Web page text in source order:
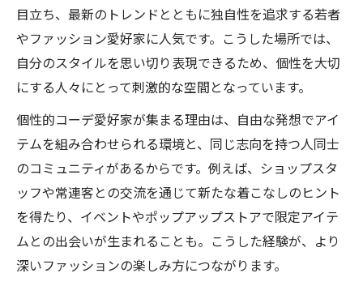
目立ち、最新のトレンドとともに独自性を追求する若者
やファッション愛好家に人気です。こうした場所では、
自分のスタイルを思い切り表現できるため、個性を大切
にする人々にとって刺激的な空間となっています。
個性的コーデ愛好家が集まる理由は、自由な発想でアイ
テムを組み合わせられる環境と、同じ志向を持つ人同士
のコミュニティがあるからです。例えば、ショップスタ
ッフや常連客との交流を通じて新たな着こなしのヒント
を得たり、イベントやポップアップストアで限定アイテ
ムとの出会いが生まれることも。こうした経験が、より
深いファッションの楽しみ方につながります。